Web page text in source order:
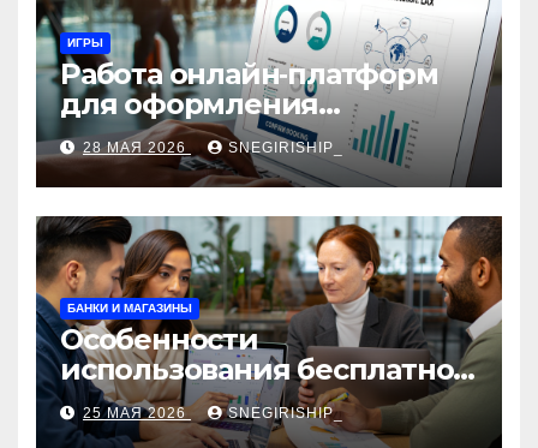
ИГРЫ
Работа онлайн‑платформ
для оформления
авиабилетов: алгоритмы,
сборы и безопасность
28 МАЯ 2026 SNEGIRISHIP_
БАНКИ И МАГАЗИНЫ
Особенности
использования бесплатной
версии программ для
автоматизации и
25 МАЯ 2026 SNEGIRISHIP_